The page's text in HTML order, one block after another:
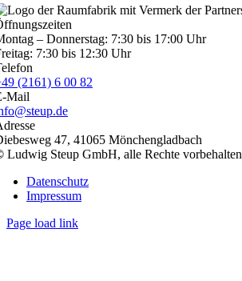
– Donnerstag: 7:30 bis 17:00 Uhr
7:30 bis 12:30 Uhr
(2161) 6 00 82
Mail
47, 41065 Mönchengladbach
Ludwig Steup GmbH, alle Rechte vorbehalten
Datenschutz
Impressum
Page load link